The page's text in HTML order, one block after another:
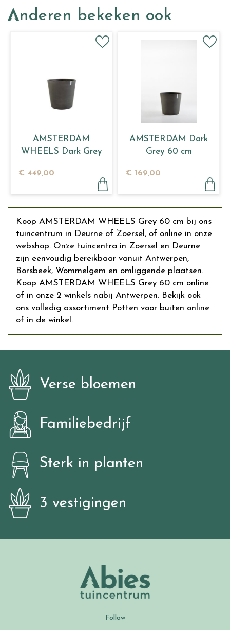
Anderen bekeken ook
AMSTERDAM
WHEELS Dark Grey
€ 449,00
AMSTERDAM Dark
Grey 60 cm
€ 169,00
Koop AMSTERDAM WHEELS Grey 60 cm bij ons
tuincentrum in Deurne of Zoersel, of online in onze
webshop. Onze tuincentra in Zoersel en Deurne
zijn eenvoudig bereikbaar vanuit Antwerpen,
Borsbeek, Wommelgem en omliggende plaatsen.
Koop AMSTERDAM WHEELS Grey 60 cm online
of in onze 2 winkels nabij Antwerpen. Bekijk ook
ons volledig assortiment Potten voor buiten online
of in de winkel.
Verse bloemen
Familiebedrijf
Sterk in planten
3 vestigingen
Follow